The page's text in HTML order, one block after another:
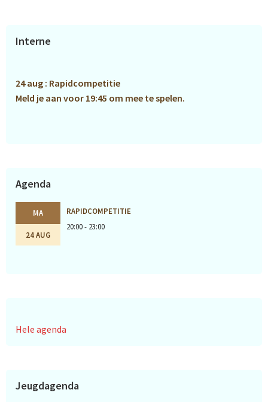
Primaire
Interne
24 aug : Rapidcompetitie
Meld je aan voor 19:45 om mee te spelen.
Agenda
MA
24 AUG
RAPIDCOMPETITIE
20:00 - 23:00
Hele agenda
Jeugdagenda